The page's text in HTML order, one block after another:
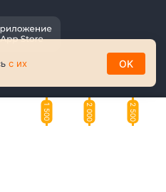
1 500 2 000 2 500
с их
OK